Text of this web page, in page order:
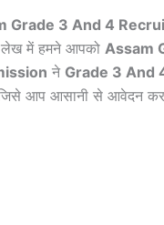
Grade 3 And 4
में हमने आपको Assam
ने Grade 3 And
जिसे आप आसानी से आवेदन